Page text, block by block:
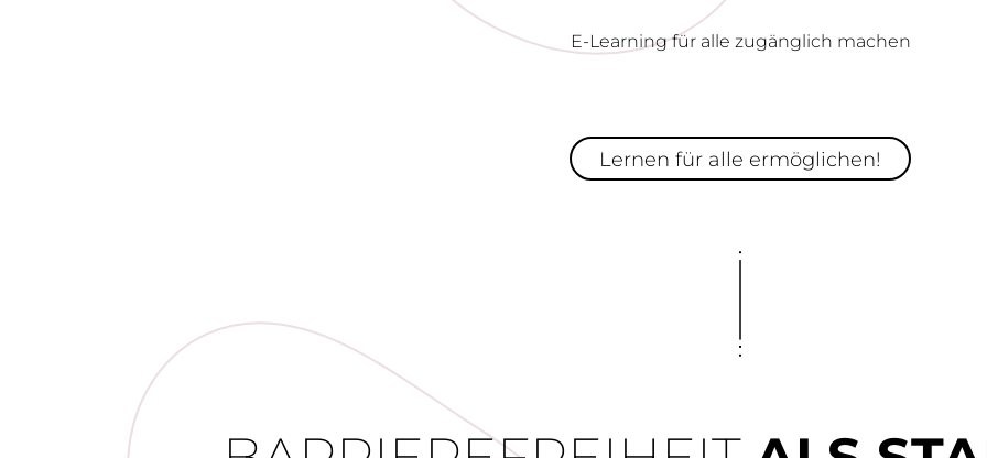
E-Learning für alle zugänglich machen
Lernen für alle ermöglichen!